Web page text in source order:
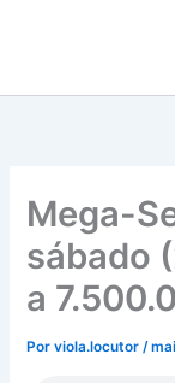
conteúdo
Mega-
sábado
a
Porviola.locutor/